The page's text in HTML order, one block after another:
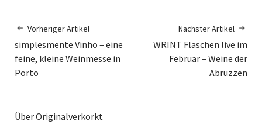
Vorheriger Artikel
simplesmente Vinho – eine
feine, kleine Weinmesse in
Porto
Nächster Artikel
WRINT Flaschen live im
Februar – Weine der
Abruzzen
Über Originalverkorkt